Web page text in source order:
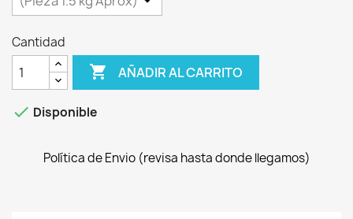
Cantidad
 AÑADIR AL CARRITO
 Disponible
Política de Envio (revisa hasta donde llegamos)